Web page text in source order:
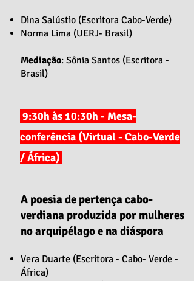
Dina Salústio (Escritora Cabo-Verde)
Norma Lima (UERJ- Brasil)
Mediação: Sônia Santos (Escritora -
Brasil)
9:30h às 10:30h - Mesa-
conferência (Virtual - Cabo-Verde
/ África)
A poesia de pertença cabo-
verdiana produzida por mulheres
no arquipélago e na diáspora
Vera Duarte (Escritora - Cabo- Verde -
África)